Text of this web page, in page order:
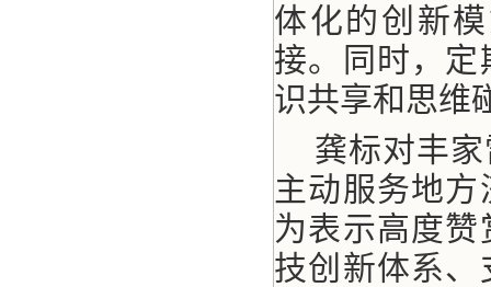
体化的创新
接。同时，
识共享和思维
龚标对丰
主动服务地
为表示高度
技创新体系